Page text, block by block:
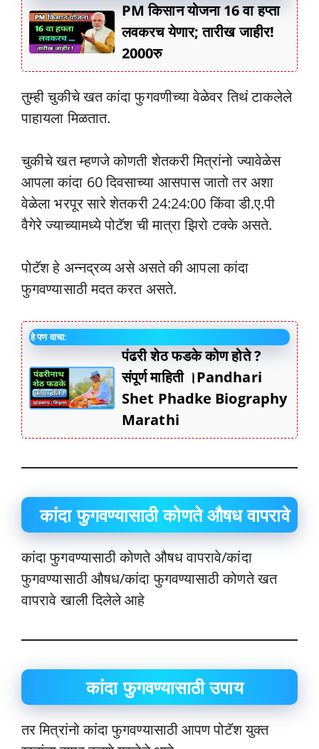
PM किसान योजना 16 वा हप्ता
लवकरच येणार; तारीख जाहीर!
2000रु
तुम्ही चुकीचे खत कांदा फुगवणीच्या वेळेवर तिथं टाकलेले
पाहायला मिळतात.
चुकीचे खत म्हणजे कोणती शेतकरी मित्रांनो ज्यावेळेस
आपला कांदा 60 दिवसाच्या आसपास जातो तर अशा
वेळेला भरपूर सारे शेतकरी 24:24:00 किंवा डी.ए.पी
वैगेरे ज्याच्यामध्ये पोटॅश ची मात्रा झिरो टक्के असते.
पोटॅश हे अन्नद्रव्य असे असते की आपला कांदा
फुगवण्यासाठी मदत करत असते.
हे पण वाचा:
पंढरी शेठ फडके कोण होते ?
संपूर्ण माहिती ।Pandhari
Shet Phadke Biography
Marathi
कांदा फुगवण्यासाठी कोणते औषध वापरावे
कांदा फुगवण्यासाठी कोणते औषध वापरावे/कांदा
फुगवण्यासाठी औषध/कांदा फुगवण्यासाठी कोणते खत
वापरावे खाली दिलेले आहे
कांदा फुगवण्यासाठी उपाय
तर मित्रांनो कांदा फुगवण्यासाठी आपण पोटॅश युक्त